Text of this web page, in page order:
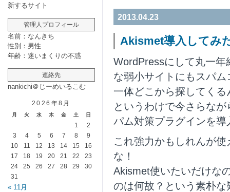
2013.04.23
Akismet導入してみ
WordPressにして丸一
な弱小サイトにもスパ
一体どこから探してくる
というわけで今さらな
パム対策プラグインを導
これ強力かもしれんが
な！
Akismet使いたいだけな
のは何故？という素朴
新するサイト
管理人プロフィール
名前：なんきち
性別：男性
年齢：迷いまくりの不惑
連絡先
nankichi＠じーめいるこむ
2026年8月
月 火 水 木 金 土 日
1
2
3
4 5 6 7 8
9
10
11 12 13 14 15
16
17
18 19 20 21 22
23
24
25 26 27 28 29
30
31
« 11月